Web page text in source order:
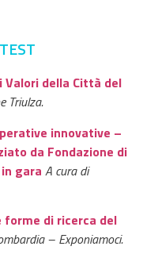
della Città del
Triulza.
innovative –
da Fondazione di
gara A cura di
forme di ricerca del
– Exponiamoci.